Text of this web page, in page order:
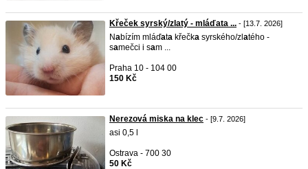
Křeček syrský/zlatý - mláďata ... - [13.7. 2026]
Nabízím mláďata křečka syrského/zl atého -
samečci i sam ...
Praha 10 - 104 00
150 Kč
Nerezová miska na klec - [9.7. 2026]
asi 0,5 l
Ostrava - 700 30
50 Kč